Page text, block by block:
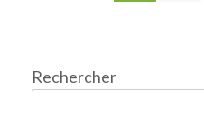
Rechercher